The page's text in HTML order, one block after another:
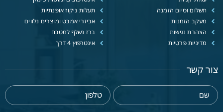
תשלום וסיום הזמנה
מעקב הזמנות
הצהרת נגישות
מדיניות פרטיות
תעלות ניקוז אופנתיות
אביזרי אמבט ומוצרים נלווים
ברז נשלף למטבח
אינטרפוץ 4 דרך
צור קשר